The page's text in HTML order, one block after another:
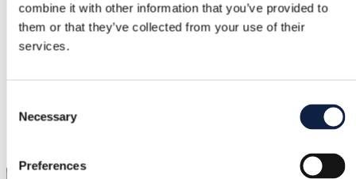
combine it with other information that you’ve provided to
them or that they’ve collected from your use of their
services.
Selection
Necessary
Preferences
Būklė
Naujas su etiketėmis
Pridėta